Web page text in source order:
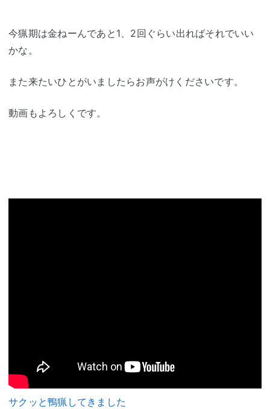
今猟期は金ねーんであと1、2回ぐらい出ればそれでいい
かな。
また来たいひとがいましたらお声がけくださいです。
動画もよろしくです。
サクッと鴨猟してきました